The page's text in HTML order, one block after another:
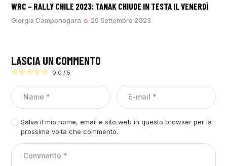
WRC – RALLY CHILE 2023: TANAK CHIUDE IN TESTA IL VENERDÌ
Giorgia Camponogara 29 Settembre 2023
LASCIA UN COMMENTO
0.0 / 5
Salva il mio nome, email e sito web in questo browser per la
prossima volta che commento.